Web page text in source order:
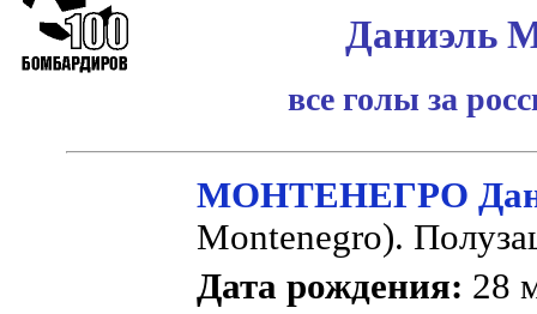
Даниэль
все голы за
МОНТЕНЕГРО
Montenegro).
Дата рождения: 28